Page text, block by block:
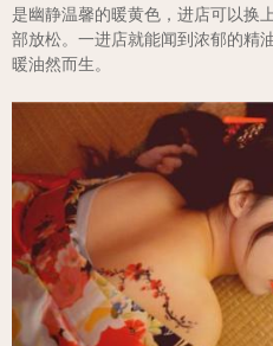
是幽静温馨的暖黄色，进店可以换
部放松。一进店就能闻到浓郁的精
暖油然而生。